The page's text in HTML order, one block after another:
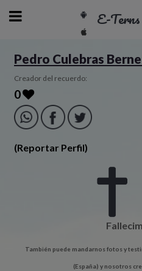
E-Terns
ESP
ENG
POR
Inicio
Acceso
Pedro Culebras
Creador del recuerdo:
0
(Reportar Perfil)
También puede mandarnos fotos y
(España) y nosotros